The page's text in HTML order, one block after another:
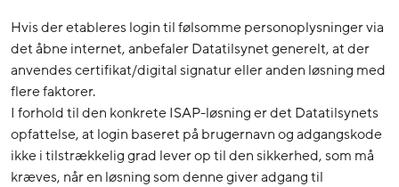
Hvis der etableres login til følsomme personoplysninger via
det åbne internet, anbefaler Datatilsynet generelt, at der
anvendes certifikat/digital signatur eller anden løsning med
flere faktorer.
I forhold til den konkrete ISAP-løsning er det Datatilsynets
opfattelse, at login baseret på brugernavn og adgangskode
ikke i tilstrækkelig grad lever op til den sikkerhed, som må
kræves, når en løsning som denne giver adgang til